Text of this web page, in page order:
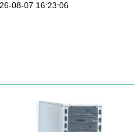
08-07 16:23:06